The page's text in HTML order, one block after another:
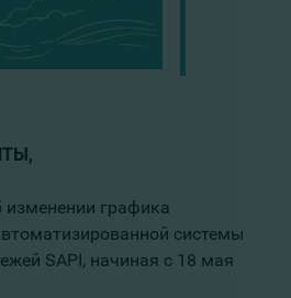
графика
системы
SAPI, начиная с 18 мая